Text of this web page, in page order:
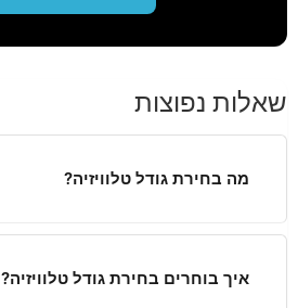
שאלות נפוצות
מה בחירת גודל טלוויזיה?
איך בוחרים בחירת גודל טלוויזיה?